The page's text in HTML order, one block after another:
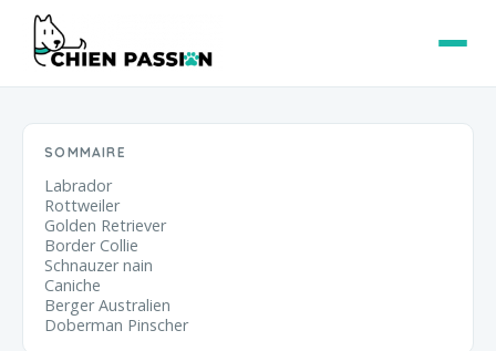
SOMMAIRE
Labrador
Rottweiler
Golden Retriever
Border Collie
Schnauzer nain
Caniche
Berger Australien
Doberman Pinscher